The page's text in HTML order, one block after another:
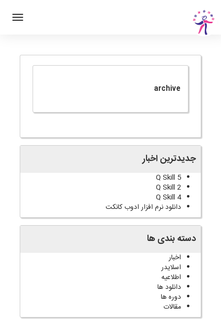
archive
جدیدترین اخبار
Q Skill 5
Q Skill 2
Q Skill 4
دانلود نرم افزار ادوب کانکت
دسته بندی ها
اخبار
اسلایدر
اطلاعیه
دانلود ها
دوره ها
مقالات